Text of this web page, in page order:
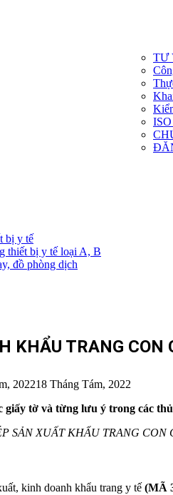
TƯ
bị y tế
thiết bị y tế loại A, B
đồ phòng dịch
KHẨU TRANG
202218 Tháng Tám, 2022
giấy tờ và từng lưu ý trong các
SẢN XUẤT KHẨU TRANG CON
kinh doanh khẩu trang y tế (MÃ